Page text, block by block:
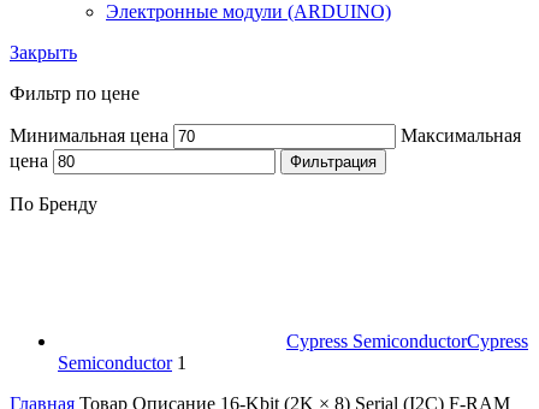
Электронные модули (ARDUINO)
Закрыть
Фильтр по цене
Минимальная цена
Максимальная
цена
Фильтрация
По Бренду
Cypress SemiconductorCypress
Semiconductor 1
Главная Товар Описание 16-Kbit (2K × 8) Serial (I2C) F-RAM